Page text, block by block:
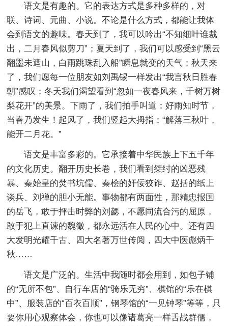
语文是有趣的。它的表达方式是多种多样的，对
联、诗词、元曲、小说。不论是什么方式，都能让我体
会到语文的趣味。春天到了，我可以吟出“不知细叶谁裁
出，二月春风似剪刀”；夏天到了，我们可以感受到“黑云
翻墨未遮山，白雨跳珠乱入船”瞬息就变的天气；秋天来
了，我们愿每一位朋友如刘禹锡一样发出“我言秋日胜春
朝”感叹；冬天我们渴望看到“忽如一夜春风来，千树万树
梨花开”的美景。下雨了，我们拍手叫道：好雨知时节，
当春乃发生！起风了，我们竖起大拇指：“解落三秋叶，
能开二月花。”
语文是丰富多彩的。它承接着中华民族上下五千年
的文化历史。翻开历史长卷，我们看到桀纣的凶恶残
暴、秦始皇的焚书坑儒、秦桧的奸佞狡诈、赵括的纸上
谈兵、刘禅的胆小无能。事物都有两面性，那精忠报国
的岳飞，敢于抨击时弊的刘勰，不愿同流合污的屈原，
敢于犯上直谏的魏徵，都永远活在人民的心中。还有四
大发明光耀千古、四大名著万世传阅，四大中医彪炳千
秋……
语文是广泛的。生活中我随时都会用到，如包子铺
的“无所不包”、自行车店的“骑乐无穷”、棋馆的“乐在棋
中”、服装店的“百衣百顺”，钢琴馆的“一见钟琴”等等，只
要你用心观察体会，你也可以像诸葛亮一样舌战群儒，